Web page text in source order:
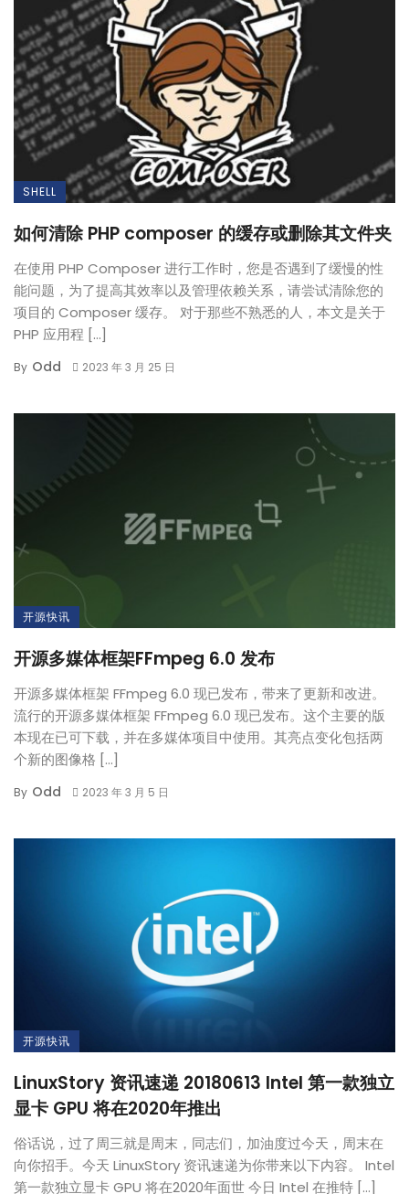
SHELL
如何清除 PHP composer 的缓存或删除其文件夹
在使用 PHP Composer 进行工作时，您是否遇到了缓慢的性
能问题，为了提高其效率以及管理依赖关系，请尝试清除您的
项目的 Composer 缓存。 对于那些不熟悉的人，本文是关于
PHP 应用程 […]
By Odd 2023 年 3 月 25 日
开源快讯
开源多媒体框架FFmpeg 6.0 发布
开源多媒体框架 FFmpeg 6.0 现已发布，带来了更新和改进。
流行的开源多媒体框架 FFmpeg 6.0 现已发布。这个主要的版
本现在已可下载，并在多媒体项目中使用。其亮点变化包括两
个新的图像格 […]
By Odd 2023 年 3 月 5 日
开源快讯
LinuxStory 资讯速递 20180613 Intel 第一款独立
显卡 GPU 将在2020年推出
俗话说，过了周三就是周末，同志们，加油度过今天，周末在
向你招手。今天 LinuxStory 资讯速递为你带来以下内容。 Intel
第一款独立显卡 GPU 将在2020年面世 今日 Intel 在推特 […]